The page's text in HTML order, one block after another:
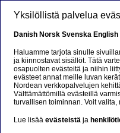
Beklager...
Denne siden findes
Bli værende på denne
Yksilöllistä palvelua
Danish Norsk Svenska English
Haluamme tarjota sinulle
ja kiinnostavat sisällöt. Tätä
osapuolten evästeitä ja niihin
evästeet annat meille luvan
Nordean verkkopalvelujen
Välttämättömillä evästeillä
turvallisen toiminnan. Voit valita,
Lue lisääevästeistä ja